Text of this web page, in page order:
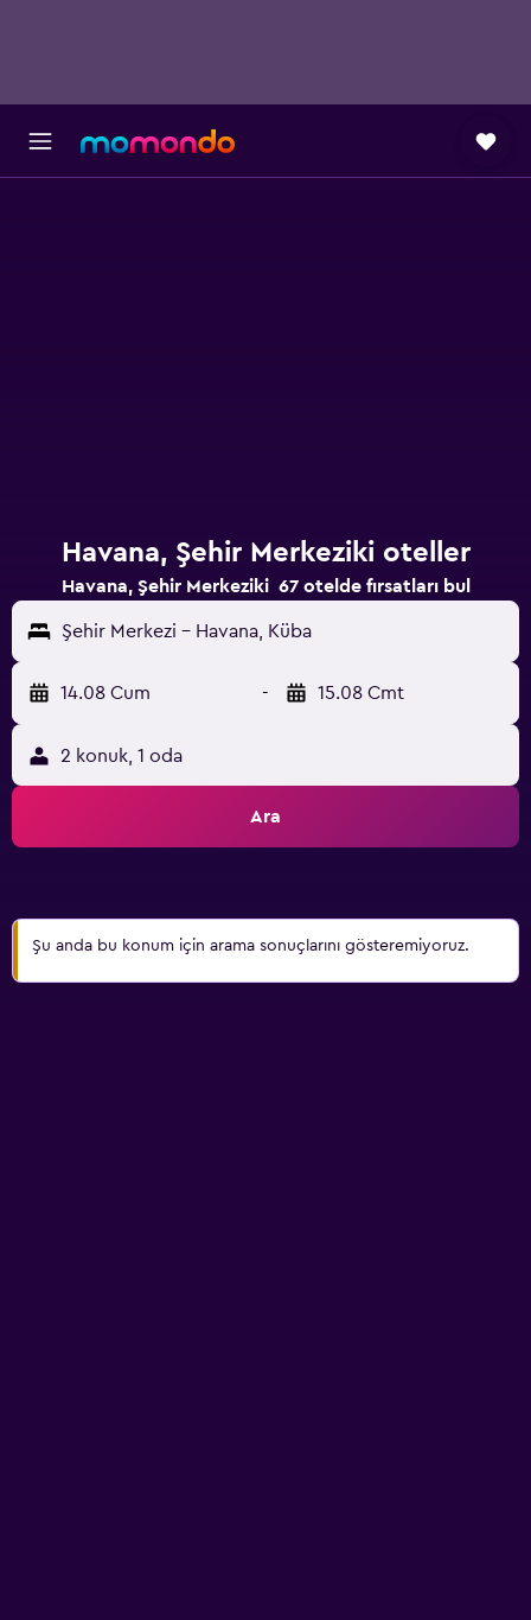
Havana, Şehir Merkeziki oteller
Havana, Şehir Merkeziki 67 otelde fırsatları bul
Şehir Merkezi - Havana, Küba
14.08 Cum - 15.08 Cmt
2 konuk, 1 oda
Ara
Şu anda bu konum için arama sonuçlarını gösteremiyoruz.